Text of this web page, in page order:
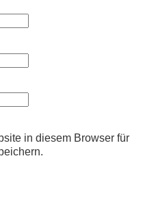
in diesem Browser für